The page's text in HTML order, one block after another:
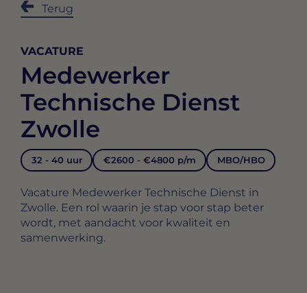
Terug
VACATURE
Medewerker
Technische Dienst
Zwolle
32 - 40 uur €2600 - €4800 p/m MBO/HBO
Vacature Medewerker Technische Dienst in
Zwolle. Een rol waarin je stap voor stap beter
wordt, met aandacht voor kwaliteit en
samenwerking.